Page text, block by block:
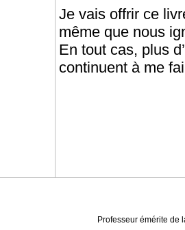
Je vais offrir ce
même que nous
En tout cas, plus
continuent à me
Professeur émérite de